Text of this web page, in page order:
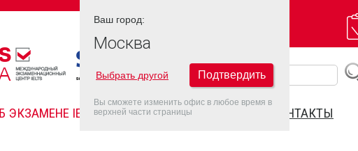
ЭКЗАМЕНЕ IELTS FAQ ДАТЫ IELTS 2026 КОНТАКТЫ
Ваш город:
Москва
Выбрать другой Подтвердить
Вы сможете изменить офис в любое время в
верхней части страницы